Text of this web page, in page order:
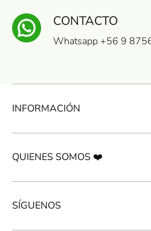
CONTACTO
Whatsapp +56 9
INFORMACIÓN
QUIENES SOMOS ❤️
SÍGUENOS